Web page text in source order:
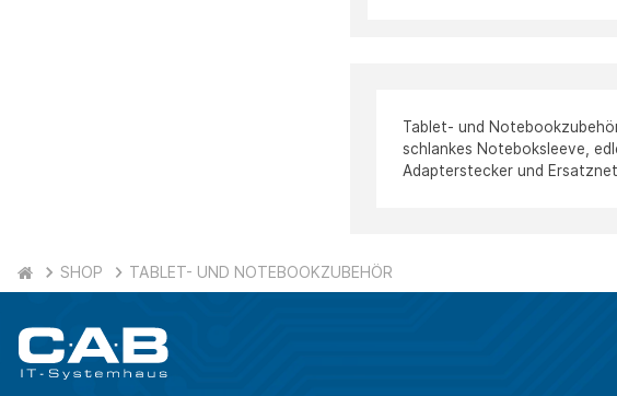
Tablet- und
schlankes Noteboksleeve,
Adapterstecker und
SHOP TABLET- UND NOTEBOOKZUBEHÖR